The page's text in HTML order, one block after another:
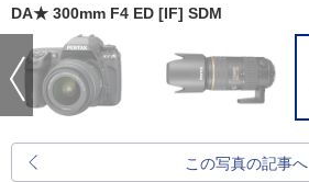
DA★ 300mm F4 ED [IF] SDM
この写真の記事へ